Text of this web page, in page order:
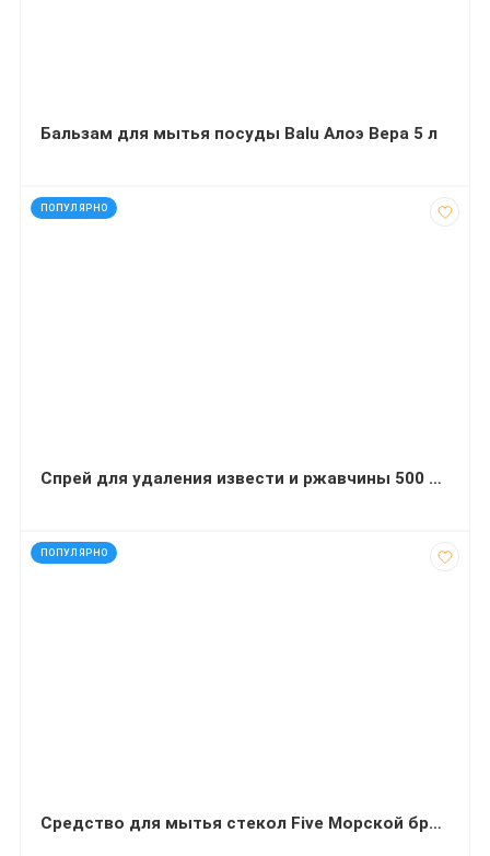
Бальзам для мытья посуды Balu Алоэ Вера 5 л
ПОПУЛЯРНО
код: 12220
Спрей для удаления извести и ржавчины 500 мл
ПОПУЛЯРНО
код: 91130
Средство для мытья стекол Five Морской бриз 5 л